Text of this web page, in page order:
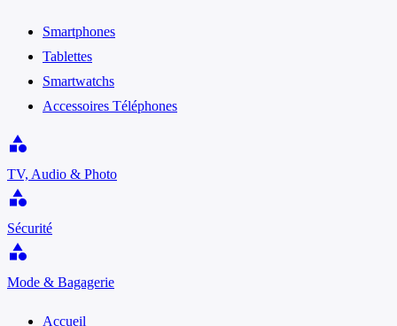
Smartphones
Tablettes
Smartwatchs
Accessoires Téléphones
category
TV, Audio & Photo
category
Sécurité
category
Mode & Bagagerie
Accueil